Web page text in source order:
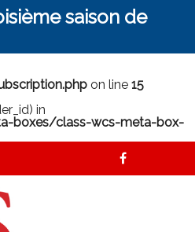
saison de
on line 15
in
boxes/class-wcs-meta-box-